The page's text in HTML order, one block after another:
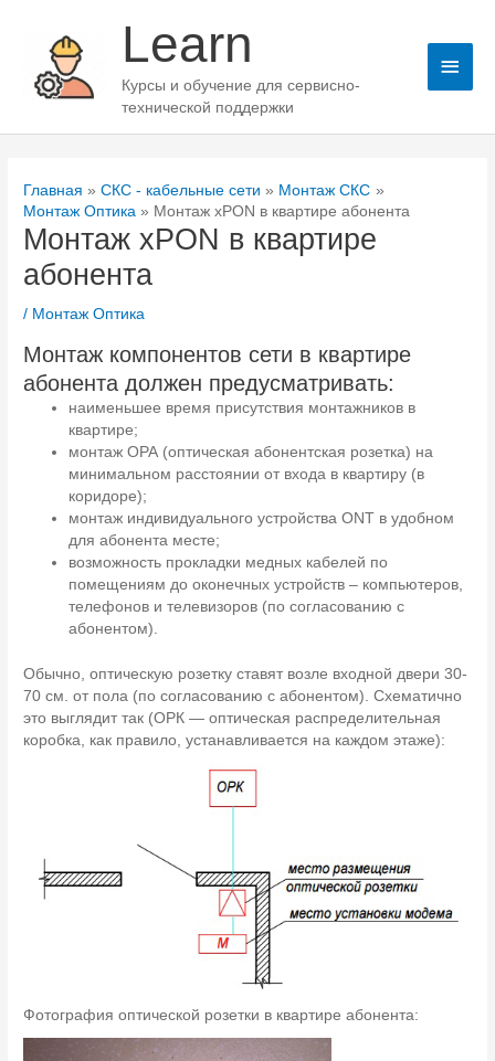
содержимому
Learn
Курсы и обучение для сервисно-
технической поддержки
Главная СКС - кабельные сети
Монтаж СКС
Монтаж Оптика
Монтаж xPON в квартире абонента
Монтаж xPON в квартире
абонента
/ Монтаж Оптика
Монтаж компонентов сети в квартире
абонента должен предусматривать:
наименьшее время присутствия монтажников в
квартире;
монтаж ОРА (оптическая абонентская розетка) на
минимальном расстоянии от входа в квартиру (в
коридоре);
монтаж индивидуального устройства ONT в удобном
для абонента месте;
возможность прокладки медных кабелей по
помещениям до оконечных устройств – компьютеров,
телефонов и телевизоров (по согласованию с
абонентом).
Обычно, оптическую розетку ставят возле входной двери 30-
70 см. от пола (по согласованию с абонентом). Схематично
это выглядит так (ОРК — оптическая распределительная
коробка, как правило, устанавливается на каждом этаже):
Фотография оптической розетки в квартире абонента: